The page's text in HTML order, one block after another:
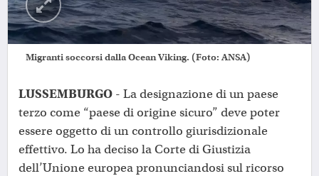
Migranti soccorsi dalla Ocean Viking. (Foto: ANSA)
LUSSEMBURGO - La designazione di un paese
terzo come “paese di origine sicuro” deve poter
essere oggetto di un controllo giurisdizionale
effettivo. Lo ha deciso la Corte di Giustizia
dell’Unione europea pronunciandosi sul ricorso